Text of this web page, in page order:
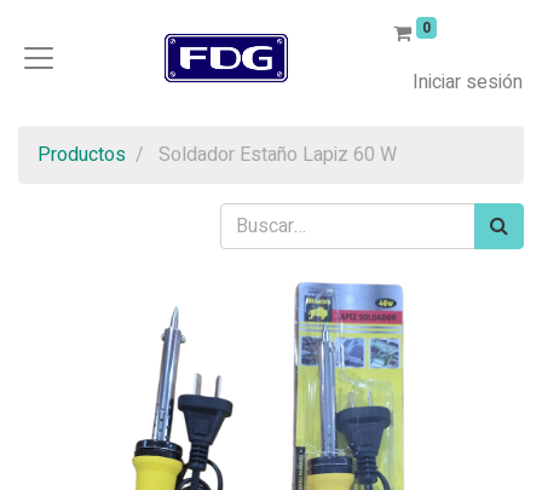
0
Iniciar sesión
Productos Soldador Estaño Lapiz 60 W